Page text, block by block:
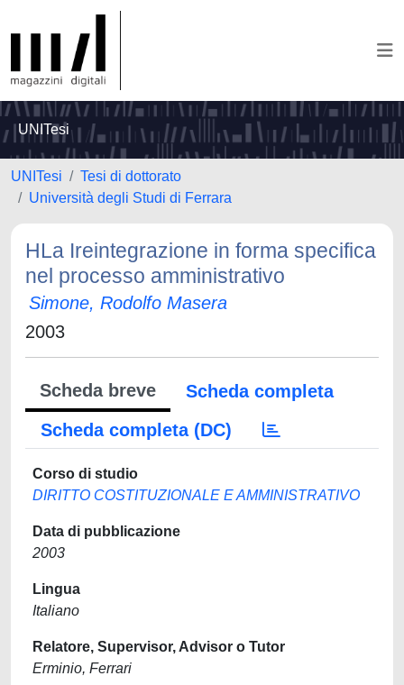
UNITesi
UNITesi
Tesi di dottorato
Università degli Studi di Ferrara
HLa Ireintegrazione in forma specifica
nel processo amministrativo
Simone, Rodolfo Masera
2003
Scheda breve
Scheda completa
Scheda completa (DC)
Corso di studio
DIRITTO COSTITUZIONALE E AMMINISTRATIVO
Data di pubblicazione
2003
Lingua
Italiano
Relatore, Supervisor, Advisor o Tutor
Erminio, Ferrari